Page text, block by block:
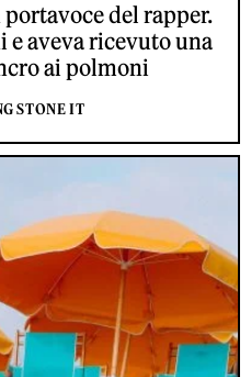
del rapper.
e aveva ricevuto una
ai polmoni
STONE IT